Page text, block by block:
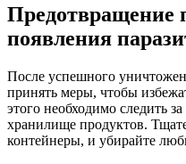
Предотвращение
появления
После успешного
принять меры, чтобы
этого необходимо следить
хранилище продуктов.
контейнеры, и убирайте